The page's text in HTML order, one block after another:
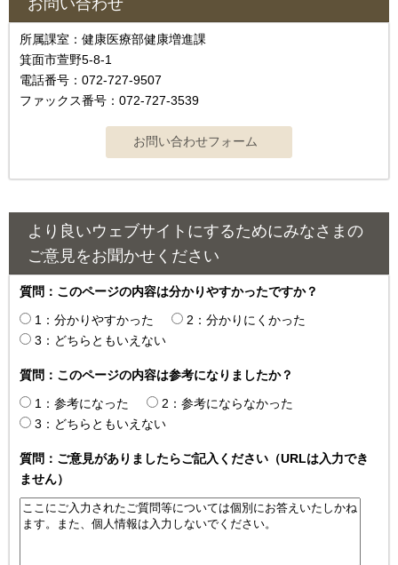
所属課室：健康医療部健康増進課
箕面市萱野5-8-1
電話番号：072-727-9507
ファックス番号：072-727-3539
より良いウェブサイトにするためにみなさまの
ご意見をお聞かせください
質問：このページの内容は分かりやすかったですか？
1：分かりやすかった
2：分かりにくかった
3：どちらともいえない
質問：このページの内容は参考になりましたか？
1：参考になった
2：参考にならなかった
3：どちらともいえない
質問：ご意見がありましたらご記入ください（URLは入力でき
ません）